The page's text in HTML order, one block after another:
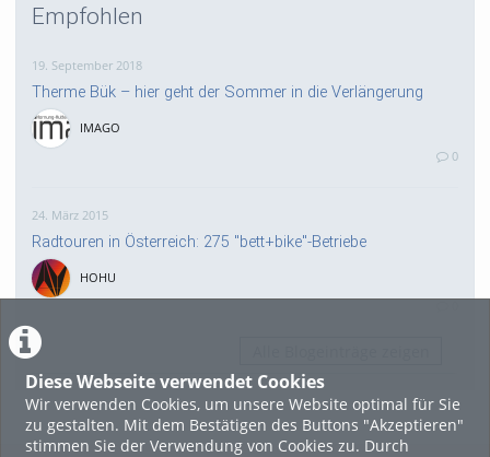
Diese Webseite verwendet Cookies
Wir verwenden Cookies, um unsere Website optimal für Sie
zu gestalten. Mit dem Bestätigen des Buttons "Akzeptieren"
stimmen Sie der Verwendung von Cookies zu. Durch
Empfohlen
19. September 2018
Therme Bük – hier geht der Sommer in die Verlängerung
IMAGO
0
24. März 2015
Radtouren in Österreich: 275 "bett+bike"-Betriebe
HOHU